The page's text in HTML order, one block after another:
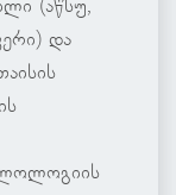
(აწსუ,
და